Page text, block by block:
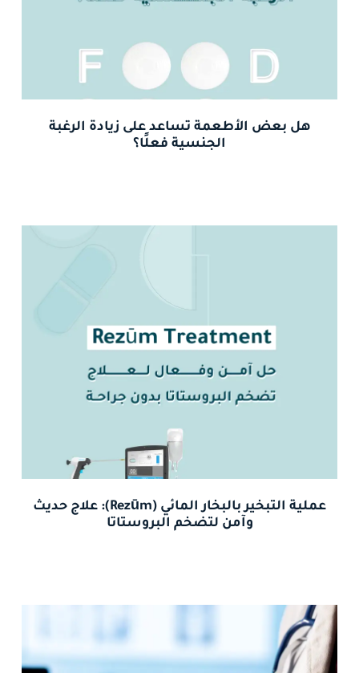
هل بعض الأطعمة تساعد على زيادة الرغبة
الجنسية فعلًا؟
عملية التبخير بالبخار المائي (Rezūm): علاج حديث
وآمن لتضخم البروستاتا